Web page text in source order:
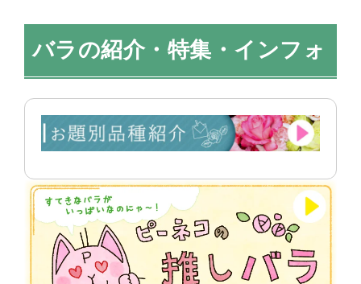
バラの紹介・特集・インフォ